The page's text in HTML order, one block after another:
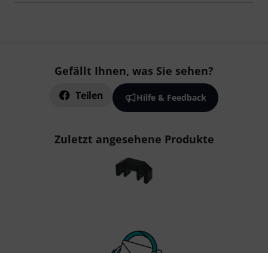
Gefällt Ihnen, was Sie sehen?
Teilen Hilfe & Feedback
Zuletzt angesehene Produkte